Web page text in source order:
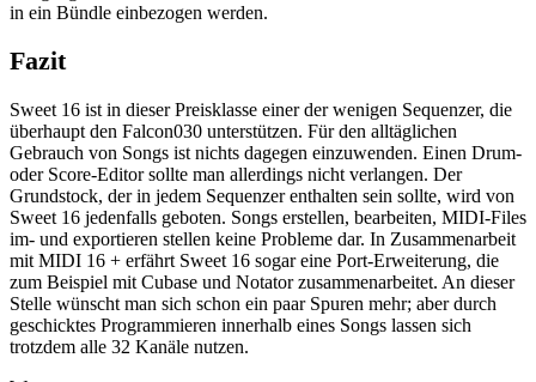
in ein Bündle einbezogen werden.
Fazit
Sweet 16 ist in dieser Preisklasse einer der wenigen Sequenzer, die
überhaupt den Falcon030 unterstützen. Für den alltäglichen
Gebrauch von Songs ist nichts dagegen einzuwenden. Einen Drum-
oder Score-Editor sollte man allerdings nicht verlangen. Der
Grundstock, der in jedem Sequenzer enthalten sein sollte, wird von
Sweet 16 jedenfalls geboten. Songs erstellen, bearbeiten, MIDI-Files
im- und exportieren stellen keine Probleme dar. In Zusammenarbeit
mit MIDI 16 + erfährt Sweet 16 sogar eine Port-Erweiterung, die
zum Beispiel mit Cubase und Notator zusammenarbeitet. An dieser
Stelle wünscht man sich schon ein paar Spuren mehr; aber durch
geschicktes Programmieren innerhalb eines Songs lassen sich
trotzdem alle 32 Kanäle nutzen.